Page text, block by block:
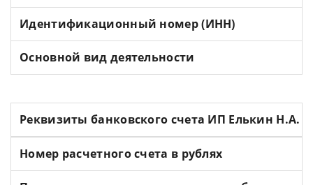
Идентификационный номер (ИНН)
Основной вид деятельности
Реквизиты банковского счета ИП Елькин Н.А.
Номер расчетного счета в рублях